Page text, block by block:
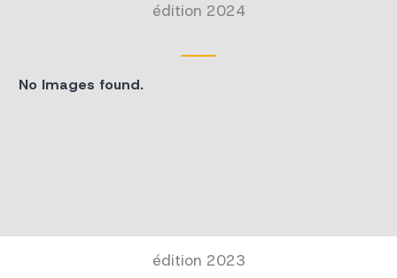
édition 2024
No Images found.
édition 2023